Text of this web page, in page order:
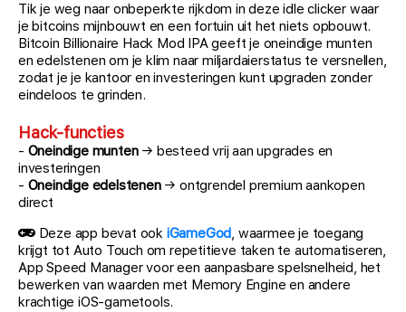
Tik je weg naar onbeperkte rijkdom in deze idle clicker waar
je bitcoins mijnbouwt en een fortuin uit het niets opbouwt.
Bitcoin Billionaire Hack Mod IPA geeft je oneindige munten
en edelstenen om je klim naar miljardaierstatus te versnellen,
zodat je je kantoor en investeringen kunt upgraden zonder
eindeloos te grinden.
Hack-functies
- Oneindige munten→ besteed vrij aan upgrades en
investeringen
- Oneindige edelstenen→ ontgrendel premium aankopen
direct
Deze app bevat ook iGameGod, waarmee je toegang
krijgt tot Auto Touch om repetitieve taken te automatiseren,
App Speed Manager voor een aanpasbare spelsnelheid, het
bewerken van waarden met Memory Engine en andere
krachtige iOS-gametools.